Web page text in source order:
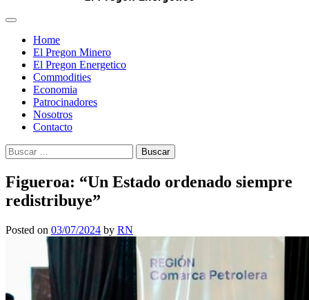
Home
El Pregon Minero
El Pregon Energetico
Commodities
Economia
Patrocinadores
Nosotros
Contacto
Buscar:
Figueroa: “Un Estado ordenado siempre
redistribuye”
Posted on 03/07/2024 by RN